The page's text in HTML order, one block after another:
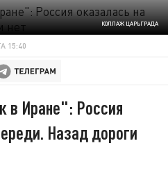
КОЛЛАЖ ЦАРЬГРАДА
15:40
в Иране": Россия
Назад дороги